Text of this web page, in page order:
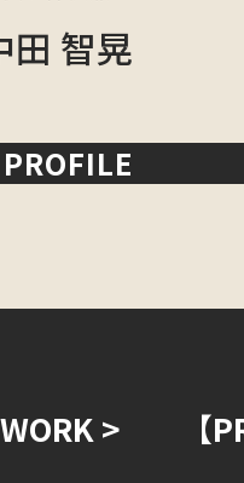
田 智晃
PROFILE
WORK >
【